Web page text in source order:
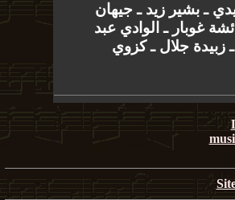
ـ بشير زيد ـ جيهان
غوبار ـ الوادي عبد
زبيدة جلال ـ كزوي